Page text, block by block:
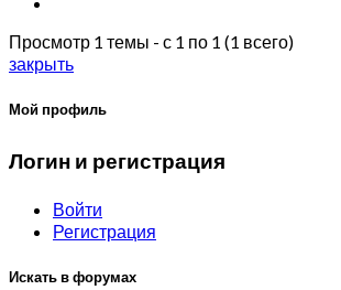
Просмотр 1 темы - с 1 по 1 (1 всего)
закрыть
Мой профиль
Логин и регистрация
Войти
Регистрация
Искать в форумах